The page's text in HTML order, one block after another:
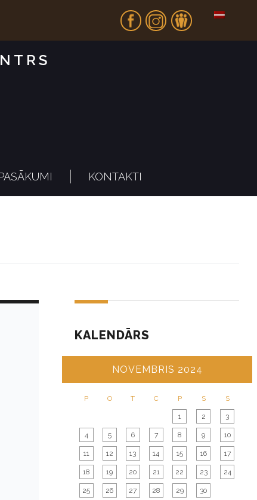
Fb In Dr
KONTAKTI
KALENDĀRS
NOVEMBRIS 2024
P O T C P S S
1 2 3
4 5 6 7 8 9 10
11 12 13 14 15 16 17
18 19 20 21 22 23 24
25 26 27 28 29 30